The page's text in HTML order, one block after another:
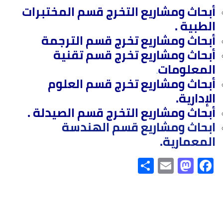
أبحاث ومشاريع التخرج قسم المختبرات
الطبية .
أبحاث ومشاريع تخرج قسم الترجمة
أبحاث ومشاريع تخرج قسم تقنية
المعلومات.
أبحاث ومشاريع تخرج قسم العلوم
الإدارية.
أبحاث ومشاريع التخرج قسم الصيدلة .
ابحاث ومشاريع قسم الهندسة
المعمارية.
Fa
ce
M
as
E
m